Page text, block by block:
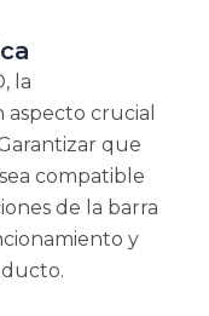
la
crucial
que
compatible
de la barra
y